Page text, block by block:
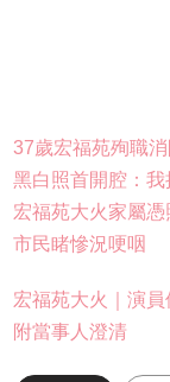
37歲宏福苑殉職
黑白照首開腔：我
宏福苑大火家屬
市民睹慘況哽咽
宏福苑大火｜演
附當事人澄清